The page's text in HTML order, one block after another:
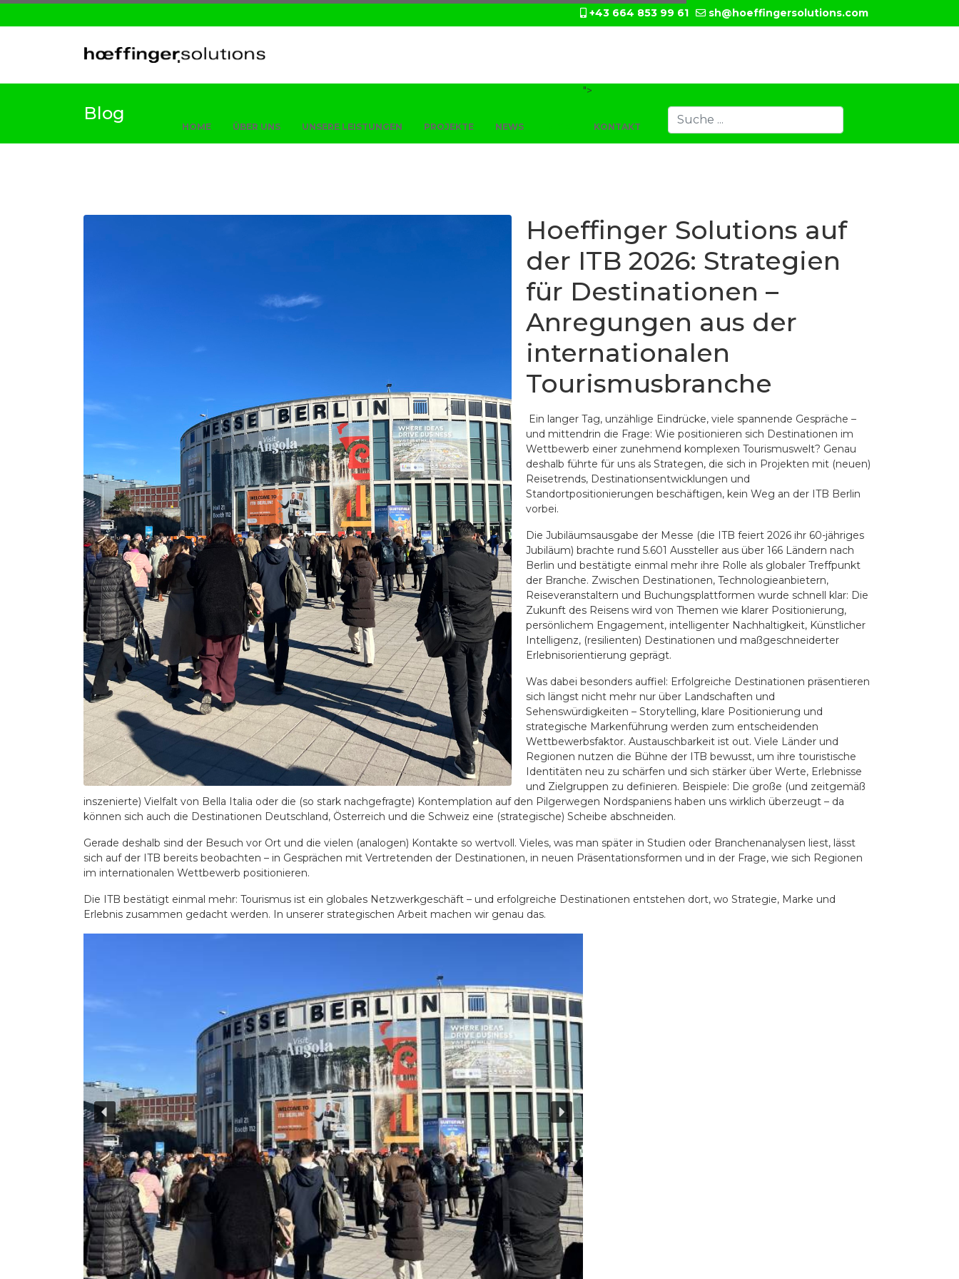
+43 664 853 99 61 sh@hoeffingersolutions.com
HOME ÜBER UNS UNSERE LEISTUNGEN PROJEKTE NEWS
">
KONTAKT
Suchen
Blog
Hoeffinger Solutions auf
der ITB 2026: Strategien
für Destinationen –
Anregungen aus der
internationalen
Tourismusbranche
Ein langer Tag, unzählige Eindrücke, viele spannende Gespräche –
und mittendrin die Frage: Wie positionieren sich Destinationen im
Wettbewerb einer zunehmend komplexen Tourismuswelt? Genau
deshalb führte für uns als Strategen, die sich in Projekten mit (neuen)
Reisetrends, Destinationsentwicklungen und
Standortpositionierungen beschäftigen, kein Weg an der ITB Berlin
vorbei.
Die Jubiläumsausgabe der Messe (die ITB feiert 2026 ihr 60-jähriges
Jubiläum) brachte rund 5.601 Aussteller aus über 166 Ländern nach
Berlin und bestätigte einmal mehr ihre Rolle als globaler Treffpunkt
der Branche. Zwischen Destinationen, Technologieanbietern,
Reiseveranstaltern und Buchungsplattformen wurde schnell klar: Die
Zukunft des Reisens wird von Themen wie klarer Positionierung,
persönlichem Engagement, intelligenter Nachhaltigkeit, Künstlicher
Intelligenz, (resilienten) Destinationen und maßgeschneiderter
Erlebnisorientierung geprägt.
Was dabei besonders auffiel: Erfolgreiche Destinationen präsentieren
sich längst nicht mehr nur über Landschaften und
Sehenswürdigkeiten – Storytelling, klare Positionierung und
strategische Markenführung werden zum entscheidenden
Wettbewerbsfaktor. Austauschbarkeit ist out. Viele Länder und
Regionen nutzen die Bühne der ITB bewusst, um ihre touristische
Identitäten neu zu schärfen und sich stärker über Werte, Erlebnisse
und Zielgruppen zu definieren. Beispiele: Die große (und zeitgemäß
inszenierte) Vielfalt von Bella Italia oder die (so stark nachgefragte) Kontemplation auf den Pilgerwegen Nordspaniens haben uns wirklich überzeugt – da
können sich auch die Destinationen Deutschland, Österreich und die Schweiz eine (strategische) Scheibe abschneiden.
Gerade deshalb sind der Besuch vor Ort und die vielen (analogen) Kontakte so wertvoll. Vieles, was man später in Studien oder Branchenanalysen liest, lässt
sich auf der ITB bereits beobachten – in Gesprächen mit Vertretenden der Destinationen, in neuen Präsentationsformen und in der Frage, wie sich Regionen
im internationalen Wettbewerb positionieren.
Die ITB bestätigt einmal mehr: Tourismus ist ein globales Netzwerkgeschäft – und erfolgreiche Destinationen entstehen dort, wo Strategie, Marke und
Erlebnis zusammen gedacht werden. In unserer strategischen Arbeit machen wir genau das.